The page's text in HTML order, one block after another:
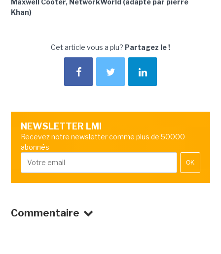
Khan)
Cet article vous a plu? Partagez le !
NEWSLETTER LMI
Recevez notre newsletter comme plus de 50000
abonnés
OK
Commentaire